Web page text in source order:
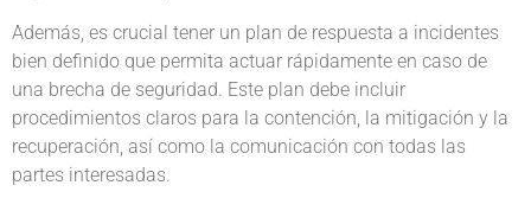
Además, es crucial tener un plan de respuesta a incidentes
bien definido que permita actuar rápidamente en caso de
una brecha de seguridad. Este plan debe incluir
procedimientos claros para la contención, la mitigación y la
recuperación, así como la comunicación con todas las
partes interesadas.